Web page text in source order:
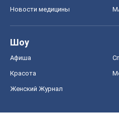
Новости медицины
Шоу
Афиша
Красота
Женский Журнал